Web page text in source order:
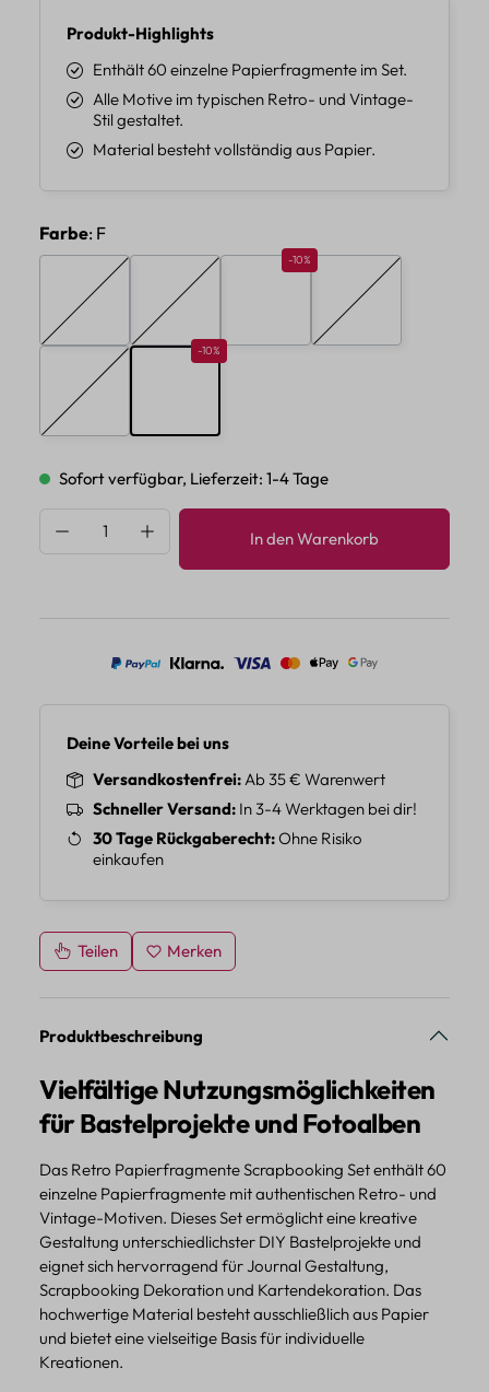
Produkt-Highlights
Enthält 60 einzelne Papierfragmente im Set.
Alle Motive im typischen Retro- und Vintage-
Stil gestaltet.
Material besteht vollständig aus Papier.
Farbeauswählen
: F
(Diese Option ist zurzeit nicht verfügbar.)
(Diese Option ist zurzeit nicht verfügbar.)
Rabatt 10%
-10%
Rabatt 10%
-10%
Sofort verfügbar, Lieferzeit: 1-4 Tage
Produkt Anzahl: Gib den gewünschten
In den Warenkorb
Deine Vorteile bei uns
Versandkostenfrei Ab 35 € Warenwert
Schneller Versand In 3-4 Werktagen bei dir!
30 Tage Rückgaberecht Ohne Risiko
einkaufen
Teilen Merken
Produktbeschreibung
Vielfältige Nutzungsmöglichkeiten
für Bastelprojekte und Fotoalben
Das Retro Papierfragmente Scrapbooking Set enthält 60
einzelne Papierfragmente mit authentischen Retro- und
Vintage-Motiven. Dieses Set ermöglicht eine kreative
Gestaltung unterschiedlichster DIY Bastelprojekte und
eignet sich hervorragend für Journal Gestaltung,
Scrapbooking Dekoration und Kartendekoration. Das
hochwertige Material besteht ausschließlich aus Papier
und bietet eine vielseitige Basis für individuelle
Kreationen.